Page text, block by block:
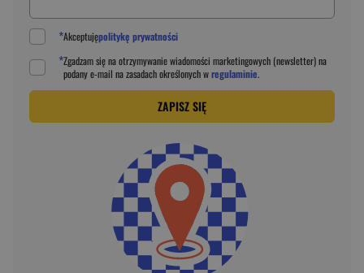
*Akceptujępolitykę prywatności
*Zgadzam się na otrzymywanie wiadomości marketingowych (newsletter) na
podanye-mail na zasadach określonych wregulaminie.
ZAPISZ SIĘ